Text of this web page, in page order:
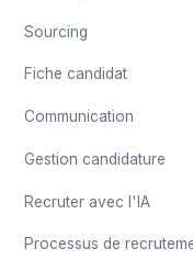
Sourcing
Fiche candidat
Communication
Gestion candidature
Recruter avec l'IA
Processus de